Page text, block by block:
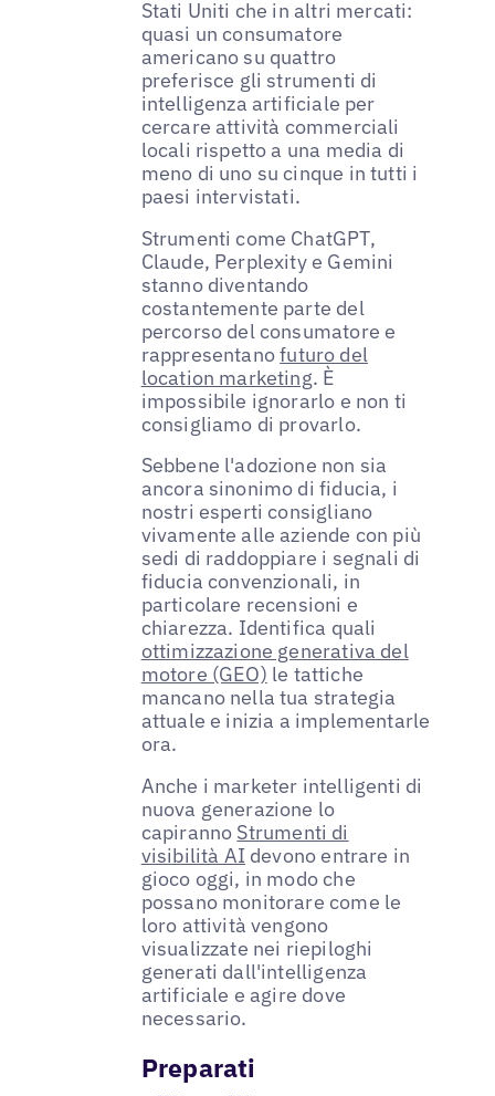
Stati Uniti che in altri mercati:
quasi un consumatore
americano su quattro
preferisce gli strumenti di
intelligenza artificiale per
cercare attività commerciali
locali rispetto a una media di
meno di uno su cinque in tutti i
paesi intervistati.
Strumenti come ChatGPT,
Claude, Perplexity e Gemini
stanno diventando
costantemente parte del
percorso del consumatore e
rappresentanofuturo del
location marketing. È
impossibile ignorarlo e non ti
consigliamo di provarlo.
Sebbene l'adozione non sia
ancora sinonimo di fiducia, i
nostri esperti consigliano
vivamente alle aziende con più
sedi di raddoppiare i segnali di
fiducia convenzionali, in
particolare recensioni e
chiarezza. Identifica quali
ottimizzazione generativa del
motore (GEO) le tattiche
mancano nella tua strategia
attuale e inizia a implementarle
ora.
Anche i marketer intelligenti di
nuova generazione lo
capiranno Strumenti di
visibilità AI devono entrare in
gioco oggi, in modo che
possano monitorare come le
loro attività vengono
visualizzate nei riepiloghi
generati dall'intelligenza
artificiale e agire dove
necessario.
Preparati